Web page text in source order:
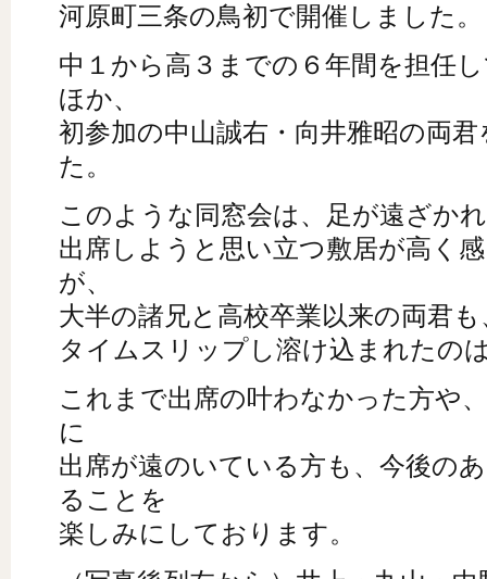
河原町三条の鳥初で開催しました。
中１から高３までの６年間を担任
ほか、
初参加の中山誠右・向井雅昭の両
た。
このような同窓会は、足が遠ざか
出席しようと思い立つ敷居が高く
が、
大半の諸兄と高校卒業以来の両君
タイムスリップし溶け込まれたの
これまで出席の叶わなかった方や
に
出席が遠のいている方も、今後の
ることを
楽しみにしております。